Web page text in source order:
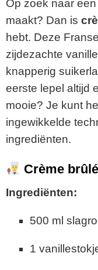
Op zoek naar een
maakt? Dan is
hebt. Deze Franse
zijdezachte
knapperig
eerste lepel altijd
mooie? Je kunt
ingewikkelde
ingrediënten.
Crème
Ingrediënten:
500 ml
1